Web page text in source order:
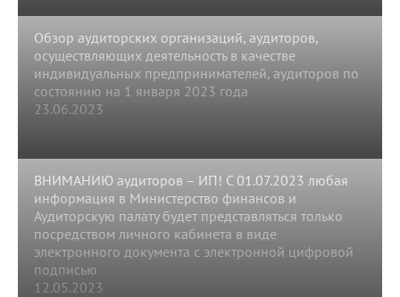
23.06.2023
Обзор аудиторских организаций, аудиторов,
осуществляющих деятельность в качестве
индивидуальных предпринимателей, аудиторов по
состоянию на 1 января 2023 года
12.05.2023
ВНИМАНИЮ аудиторов – ИП! C 01.07.2023 любая
информация в Министерство финансов и
Аудиторскую палату будет представляться только
посредством личного кабинета в виде
электронного документа с электронной цифровой
подписью